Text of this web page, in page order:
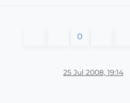
0
25 Jul 2008, 19:14